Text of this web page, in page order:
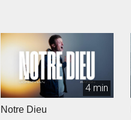
4 min
Notre Dieu